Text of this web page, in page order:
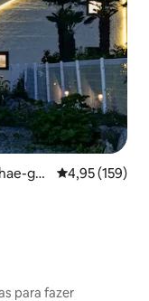
gu
4,95 de uma
4,95 (159)
para fazer